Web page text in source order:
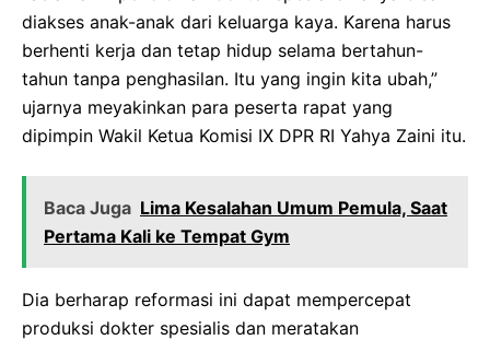
diakses anak-anak dari keluarga kaya. Karena harus
berhenti kerja dan tetap hidup selama bertahun-
tahun tanpa penghasilan. Itu yang ingin kita ubah,”
ujarnya meyakinkan para peserta rapat yang
dipimpin Wakil Ketua Komisi IX DPR RI Yahya Zaini itu.
Baca Juga Lima Kesalahan Umum Pemula, Saat
Pertama Kali ke Tempat Gym
Dia berharap reformasi ini dapat mempercepat
produksi dokter spesialis dan meratakan